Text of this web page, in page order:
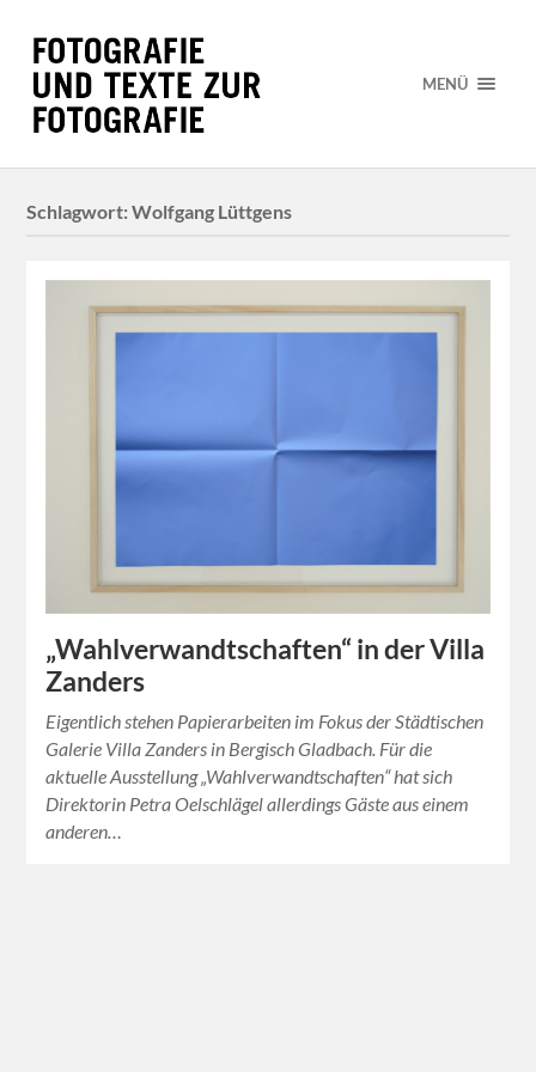
MENÜ
Schlagwort:Wolfgang Lüttgens
„Wahlverwandtschaften“ in der Villa
Zanders
Eigentlich stehen Papierarbeiten im Fokus der Städtischen
Galerie Villa Zanders in Bergisch Gladbach. Für die
aktuelle Ausstellung „Wahlverwandtschaften“ hat sich
Direktorin Petra Oelschlägel allerdings Gäste aus einem
anderen…